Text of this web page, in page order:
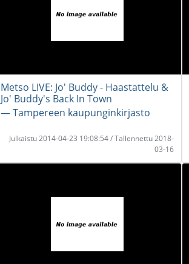
Metso LIVE: Jo' Buddy - Haastattelu &
Jo' Buddy's Back In Town
― Tampereen kaupunginkirjasto
Julkaistu 2014-04-23 19:08:54 / Tallennettu 2018-
03-16